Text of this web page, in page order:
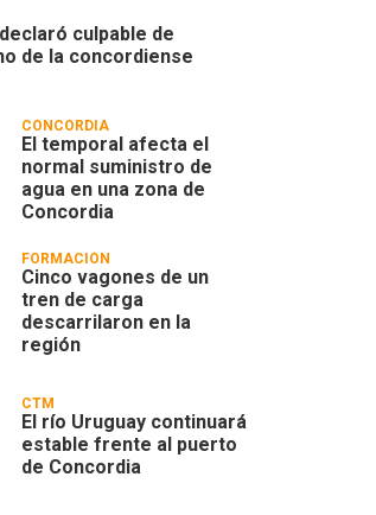
culpable de
de la concordiense
CONCORDIA
El temporal afecta el
normal suministro de
agua en una zona de
Concordia
FORMACIÓN
Cinco vagones de un
tren de carga
descarrilaron en la
región
CTM
El río Uruguay continuará
estable frente al puerto
de Concordia